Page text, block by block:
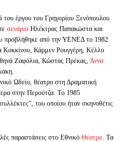
του έργου του Γρηγορίου Ξενόπουλου
σενάριο Ηλέκτρας Παπακώστα και
προβλήθηκε από την ΥΕΝΕΔ το 1982.
Κοκκίνου, Κάρμεν Ρουγγέρη, Κέλλυ
Ζαφόλια, Κώστας Πρέκας, Άννα
Ωδείο, θέατρο στη Δραματική
στην Περούτζα. Το 1985
του οποίου ήταν σκηνοθέτις
παραστάσεις στο Εθνικό Θέατρο . Τα